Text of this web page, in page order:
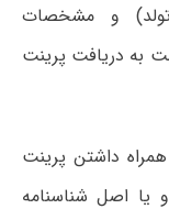
تولد) و مشخصات
به دریافت پرینت
داشتن پرینت
اصل شناسنامه